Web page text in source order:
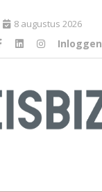
8 augustus 2026
Inloggen